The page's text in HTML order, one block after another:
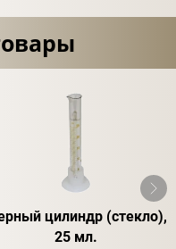
цилиндр (стекло),
25 мл.